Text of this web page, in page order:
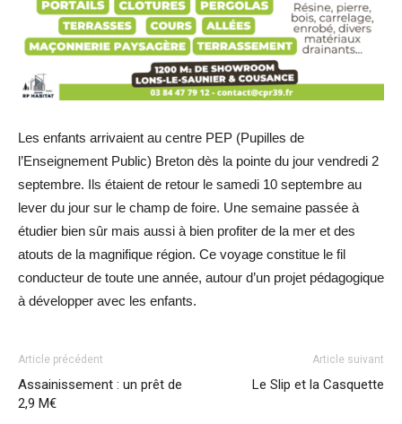
Les enfants arrivaient au centre PEP (Pupilles de
l’Enseignement Public) Breton dès la pointe du jour vendredi 2
septembre. Ils étaient de retour le samedi 10 septembre au
lever du jour sur le champ de foire. Une semaine passée à
étudier bien sûr mais aussi à bien profiter de la mer et des
atouts de la magnifique région. Ce voyage constitue le fil
conducteur de toute une année, autour d’un projet pédagogique
à développer avec les enfants.
Article précédent
Assainissement : un prêt de
2,9 M€
Article suivant
Le Slip et la Casquette